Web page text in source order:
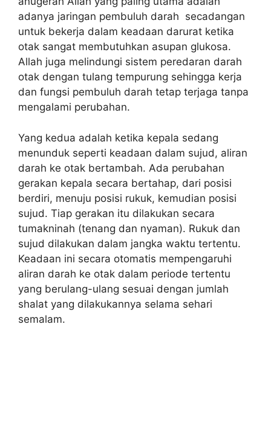
adanya jaringan pembuluh darah secadangan
untuk bekerja dalam keadaan darurat ketika
otak sangat membutuhkan asupan glukosa.
Allah juga melindungi sistem peredaran darah
otak dengan tulang tempurung sehingga kerja
dan fungsi pembuluh darah tetap terjaga tanpa
mengalami perubahan.
Yang kedua adalah ketika kepala sedang
menunduk seperti keadaan dalam sujud, aliran
darah ke otak bertambah. Ada perubahan
gerakan kepala secara bertahap, dari posisi
berdiri, menuju posisi rukuk, kemudian posisi
sujud. Tiap gerakan itu dilakukan secara
tumakninah (tenang dan nyaman). Rukuk dan
sujud dilakukan dalam jangka waktu tertentu.
Keadaan ini secara otomatis mempengaruhi
aliran darah ke otak dalam periode tertentu
yang berulang-ulang sesuai dengan jumlah
shalat yang dilakukannya selama sehari
semalam.